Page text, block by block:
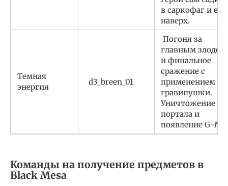
в саркофаг и
наверх.
Темная
энергия
d3_breen_01
Погоня за
главным
и финальное
сражение с
применением
гравипушки.
Уничтожение
портала и
появление G-
Команды на получение предметов в
Black Mesa